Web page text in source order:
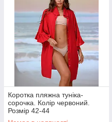
Коротка пляжна туніка-
сорочка. Колір червоний.
Розмір 42-44